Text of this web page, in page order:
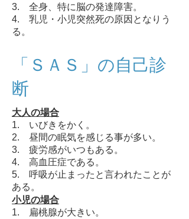
3. 全身、特に脳の発達障害。
4. 乳児・小児突然死の原因となりう
る。
「ＳＡＳ」の自己診
断
小児の場合
1. 扁桃腺が大きい。
大人の場合
1. いびきをかく。
2. 昼間の眠気を感じる事が多い。
3. 疲労感がいつもある。
4. 高血圧症である。
5. 呼吸が止まったと言われたことが
ある。